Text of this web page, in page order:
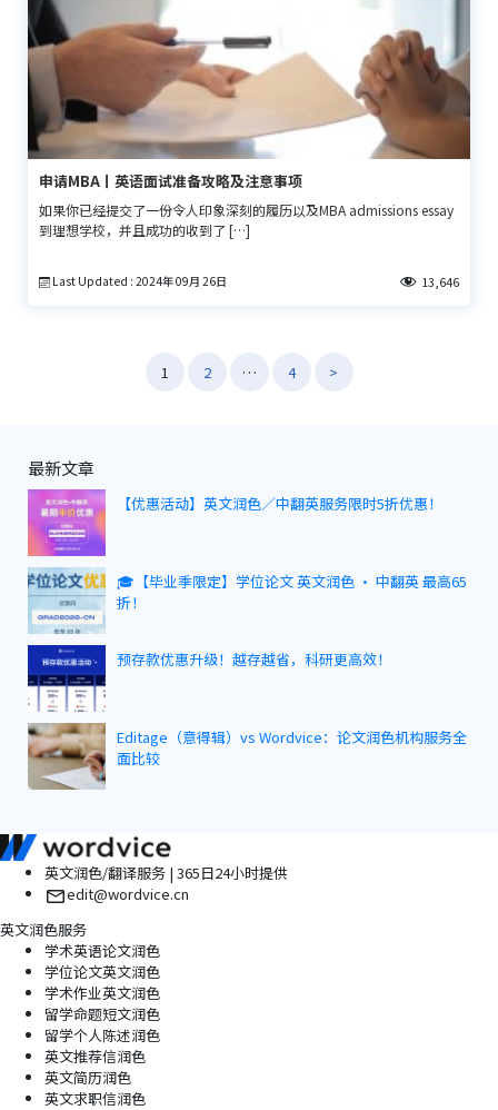
申请MBA丨英语面试准备攻略及注意事项
如果你已经提交了一份令人印象深刻的履历以及MBA admissions essay
到理想学校，并且成功的收到了 […]
Last Updated : 2024年 09月 26日 13,646
1 2 … 4 >
最新文章
【优惠活动】英文润色／中翻英服务限时5折优惠！
🎓【毕业季限定】学位论文 英文润色 · 中翻英 最高65
折！
预存款优惠升级！越存越省，科研更高效！
Editage（意得辑）vs Wordvice：论文润色机构服务全
面比较
英文润色/翻译服务 | 365日24小时提供
edit@wordvice.cn
英文润色服务
学术英语论文润色
学位论文英文润色
学术作业英文润色
留学命题短文润色
留学个人陈述润色
英文推荐信润色
英文简历润色
英文求职信润色